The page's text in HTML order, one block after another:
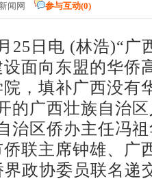
闻网 参与互动(0)
25日电 (林浩)“广
面向东盟的华侨
，填补广西没有
的广西壮族自治
治区侨办主任冯
联主席钟雄、广
政协委员联名递